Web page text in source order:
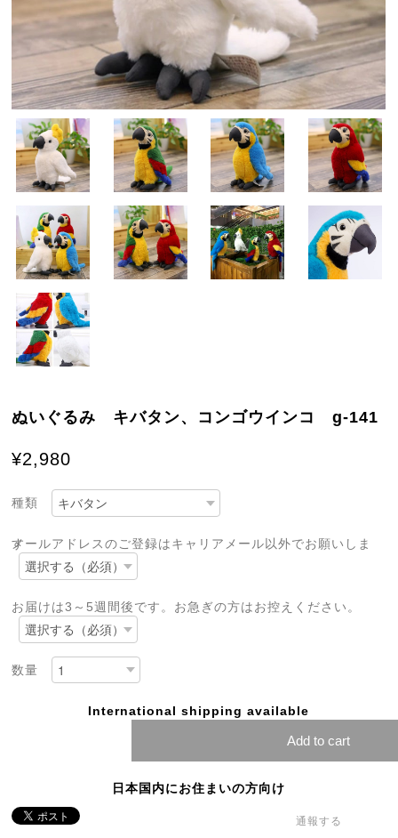
ぬいぐるみ キバタン、コンゴウインコ g-141
¥2,980
種類
メールアドレスのご登録はキャリアメール以外でお願いします
お届けは3～5週間後です。お急ぎの方はお控えください。
数量
International shipping available
Add to cart
日本国内にお住まいの方向け
通報する